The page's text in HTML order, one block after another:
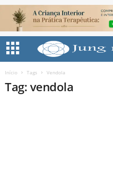
Início Tags Vendola
Tag: vendola